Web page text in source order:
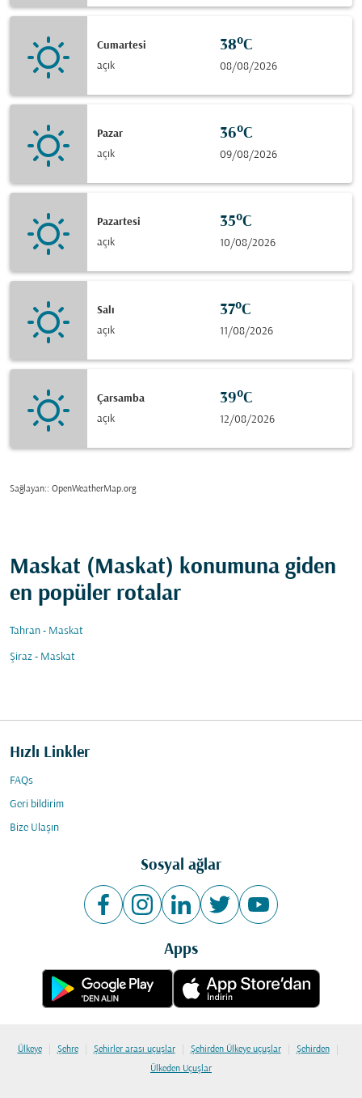
Cumartesi
açık
38°C
08/08/2026
Pazar
açık
36°C
09/08/2026
Pazartesi
açık
35°C
10/08/2026
Salı
açık
37°C
11/08/2026
Çarsamba
açık
39°C
12/08/2026
Sağlayan:: OpenWeatherMap.org
Maskat (Maskat) konumuna giden
en popüler rotalar
Tahran - Maskat
Şiraz - Maskat
Hızlı Linkler
FAQs
Geri bildirim
Bize Ulaşın
Sosyal ağlar
Apps
Ülkeye | Şehre | Şehirler arası uçuşlar | Şehirden Ülkeye uçuşlar | Şehirden |
Ülkeden Uçuşlar